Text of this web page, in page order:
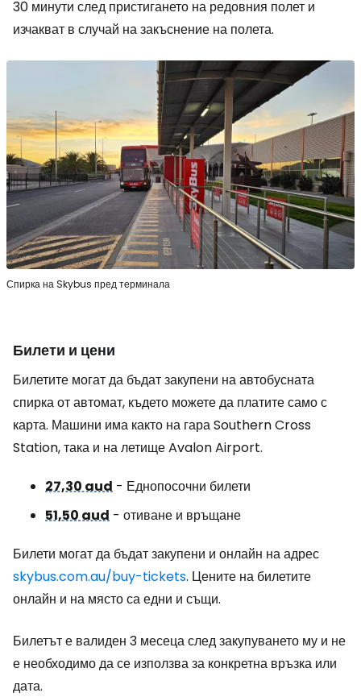
30 минути след пристигането на редовния полет и
изчакват в случай на закъснение на полета.
Спирка на Skybus пред терминала
Билети и цени
Билетите могат да бъдат закупени на автобусната
спирка от автомат, където можете да платите само с
карта. Машини има както на гара Southern Cross
Station, така и на летище Avalon Airport.
27,30 aud - Еднопосочни билети
51,50 aud - отиване и връщане
Билети могат да бъдат закупени и онлайн на адрес
skybus.com.au/buy-tickets. Цените на билетите
онлайн и на място са едни и същи.
Билетът е валиден 3 месеца след закупуването му и не
е необходимо да се използва за конкретна връзка или
дата.